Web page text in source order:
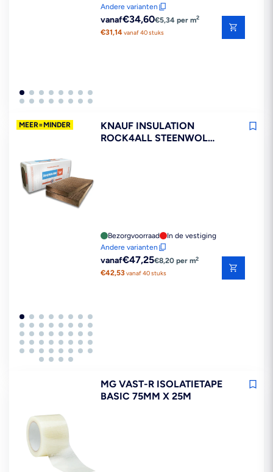
Andere varianten
Reguliere
prijs
vanaf€34,60€5,34 per m2
€31,14vanaf 40 stuks
MEER=MINDER
KNAUF INSULATION
ROCK4ALL STEENWOL
Bezorgvoorraad
In de vestiging
Andere varianten
Reguliere
prijs
vanaf€47,25€8,20 per m2
€42,53vanaf 40 stuks
MG VAST-R ISOLATIETAPE
BASIC 75MM X 25M